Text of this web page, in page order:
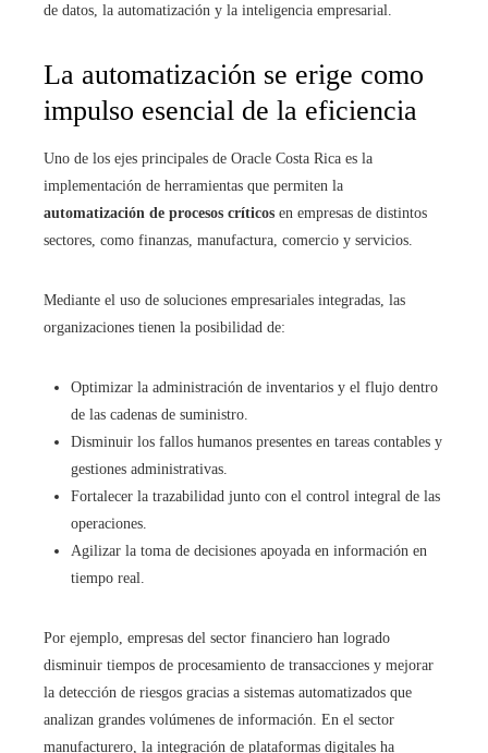
de datos, la automatización y la inteligencia empresarial.
La automatización se erige como
impulso esencial de la eficiencia
Uno de los ejes principales de Oracle Costa Rica es la
implementación de herramientas que permiten la
automatización de procesos críticos en empresas de distintos
sectores, como finanzas, manufactura, comercio y servicios.
Mediante el uso de soluciones empresariales integradas, las
organizaciones tienen la posibilidad de:
Optimizar la administración de inventarios y el flujo dentro
de las cadenas de suministro.
Disminuir los fallos humanos presentes en tareas contables y
gestiones administrativas.
Fortalecer la trazabilidad junto con el control integral de las
operaciones.
Agilizar la toma de decisiones apoyada en información en
tiempo real.
Por ejemplo, empresas del sector financiero han logrado
disminuir tiempos de procesamiento de transacciones y mejorar
la detección de riesgos gracias a sistemas automatizados que
analizan grandes volúmenes de información. En el sector
manufacturero, la integración de plataformas digitales ha